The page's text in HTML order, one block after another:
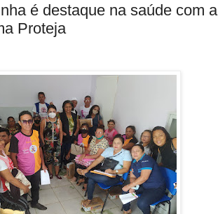
é destaque na saúde com a
Proteja